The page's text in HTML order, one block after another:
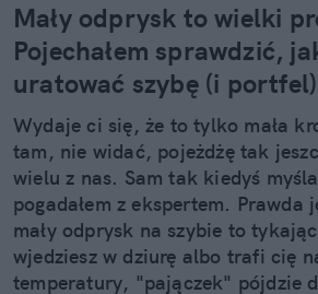
Mały odprysk to wielki
Pojechałem sprawdzić,
uratować szybę (i portfel)
Wydaje ci się, że to tylko mała
tam, nie widać, pojeżdżę tak
wielu z nas. Sam tak kiedyś
pogadałem z ekspertem. Prawda
mały odprysk na szybie to
wjedziesz w dziurę albo trafi cię
temperatury, "pajączek" pójdzie